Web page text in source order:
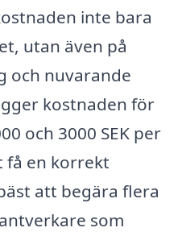
inte bara
utan även på
och nuvarande
kostnaden för
och 3000 SEK per
få en korrekt
att begära flera
som